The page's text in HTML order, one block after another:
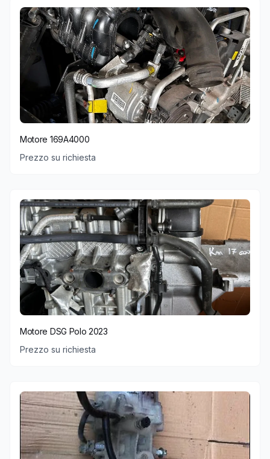
Motore 169A4000
Prezzo su richiesta
Motore DSG Polo 2023
Prezzo su richiesta